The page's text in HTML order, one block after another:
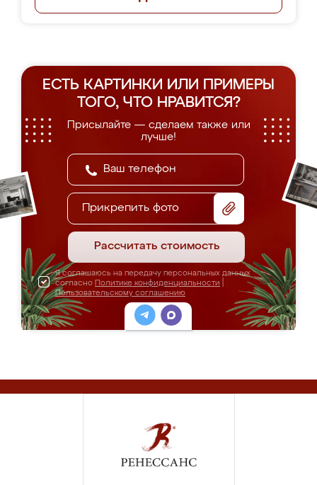
ЕСТЬ КАРТИНКИ ИЛИ ПРИМЕРЫ
ТОГО, ЧТО НРАВИТСЯ?
Присылайте — сделаем также или
лучше!
Прикрепить фото
Рассчитать стоимость
Я соглашаюсь на передачу персональных данных
согласно Политике конфиденциальности
Пользовательскому соглашению